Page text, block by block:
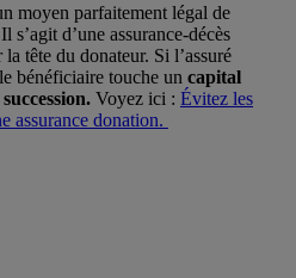
moyen parfaitement légal de
s’agit d’une assurance-décès
tête du donateur. Si l’assuré
bénéficiaire touche un capital
Voyez ici : Évitez les
assurance donation.